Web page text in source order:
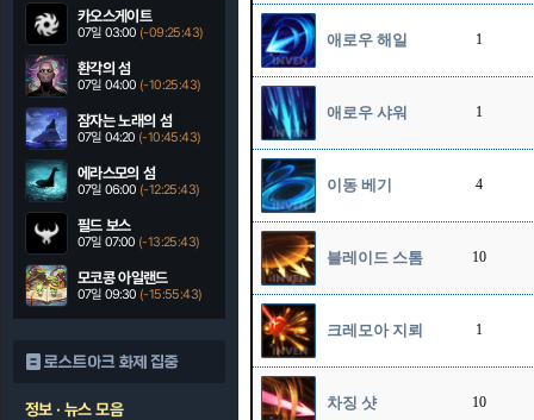
카오스게이트
07일 03:00 (-09:25:42)
환각의 섬
07일 04:00 (-10:25:42)
잠자는 노래의 섬
07일 04:20 (-10:45:42)
에라스모의 섬
07일 06:00 (-12:25:42)
필드 보스
07일 07:00 (-13:25:42)
모코콩 아일랜드
07일 09:30 (-15:55:42)
로스트아크 화제 집중
정보 · 뉴스 모음
애로우 해일 1
애로우 샤워 1
이동 베기 4
블레이드 스톰 10
크레모아 지뢰 1
차징 샷 10